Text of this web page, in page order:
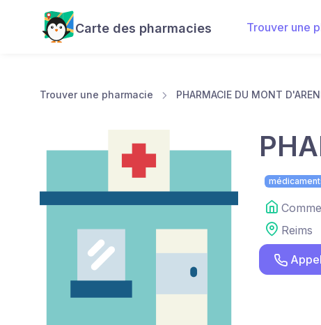
Carte des pharmacies Trouver une
Trouver une pharmacie PHARMACIE DU MONT
Reims